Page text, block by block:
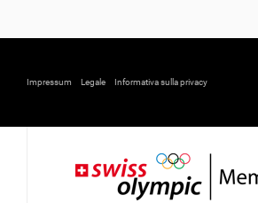
Impressum Legale Informativa sulla privacy